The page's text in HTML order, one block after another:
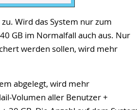
Wird das System nur zum
GB im Normalfall auch aus. Nur
werden sollen, wird mehr
abgelegt, wird mehr
Volumen aller Benutzer +